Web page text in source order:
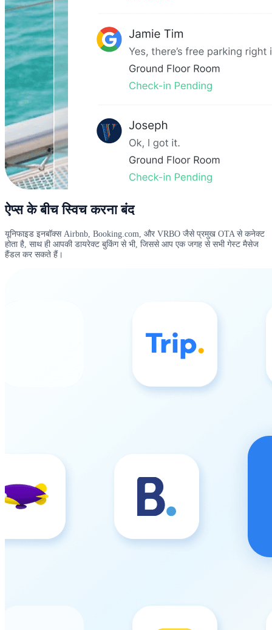
ऐप्स के बीच स्विच करना बंद
यूनिफाइड इनबॉक्स Airbnb, Booking.com, और VRBO जैसे प्रमुख OTA से कनेक्ट
होता है, साथ ही आपकी डायरेक्ट बुकिंग से भी, जिससे आप एक जगह से सभी गेस्ट मैसेज
हैंडल कर सकते हैं।